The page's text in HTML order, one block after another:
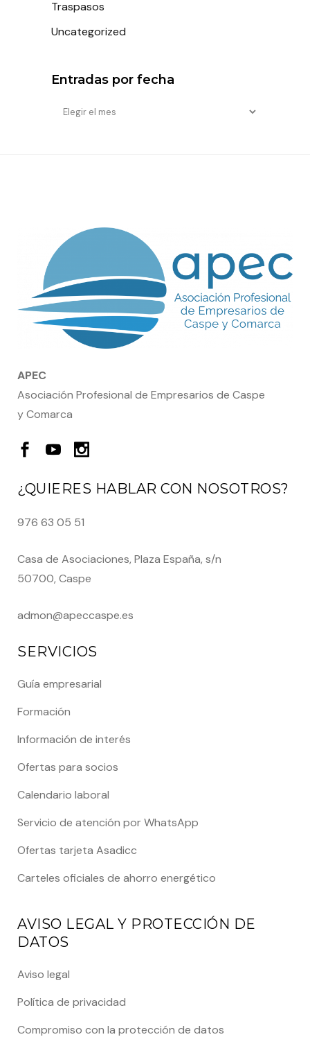
Traspasos
Uncategorized
Entradas por fecha
Entradas
APEC
Asociación Profesional de Empresarios de Caspe
y Comarca
¿QUIERES HABLAR CON NOSOTROS?
976 63 05 51
Casa de Asociaciones, Plaza España, s/n
50700, Caspe
admon@apeccaspe.es
SERVICIOS
Guía empresarial
Formación
Información de interés
Ofertas para socios
Calendario laboral
Servicio de atención por WhatsApp
Ofertas tarjeta Asadicc
Carteles oficiales de ahorro energético
AVISO LEGAL Y PROTECCIÓN DE
DATOS
Aviso legal
Política de privacidad
Compromiso con la protección de datos